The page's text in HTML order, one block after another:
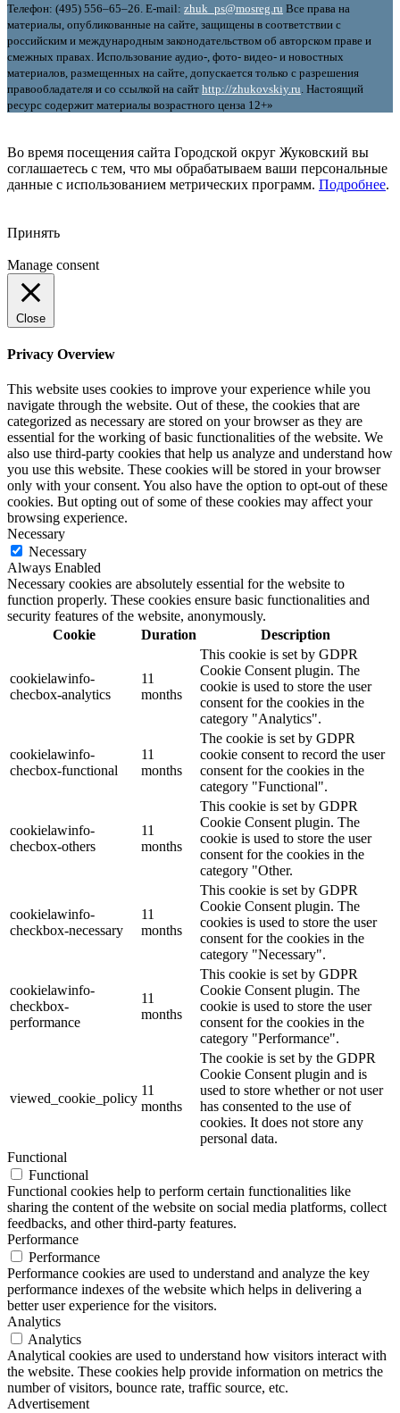
Телефон: (495) 556–65–26. E‑mail: zhuk_ps@mosreg.ru Все права на
материалы, опубликованные на сайте, защищены в соответствии с
российским и международным законодательством об авторском праве и
смежных правах. Использование аудио-, фото- видео- и новостных
материалов, размещенных на сайте, допускается только с разрешения
правообладателя и со ссылкой на сайт http://zhukovskiy.ru . Настоящий
ресурс содержит материалы возрастного ценза 12+»
Во время посещения сайта Городской округ Жуковский вы
соглашаетесь с тем, что мы обрабатываем ваши персональные
данные с использованием метрических программ. Подробнее.
Принять
Manage consent
Close
Privacy Overview
This website uses cookies to improve your experience while you
navigate through the website. Out of these, the cookies that are
categorized as necessary are stored on your browser as they are
essential for the working of basic functionalities of the website. We
also use third-party cookies that help us analyze and understand how
you use this website. These cookies will be stored in your browser
only with your consent. You also have the option to opt-out of these
cookies. But opting out of some of these cookies may affect your
browsing experience.
Necessary
Necessary
Always Enabled
Necessary cookies are absolutely essential for the website to
function properly. These cookies ensure basic functionalities and
security features of the website, anonymously.
Cookie
Duration Description
cookielawinfo-
checbox-analytics
11
months
This cookie is set by GDPR
Cookie Consent plugin. The
cookie is used to store the user
consent for the cookies in the
category "Analytics".
cookielawinfo-
checbox-functional
11
months
The cookie is set by GDPR
cookie consent to record the user
consent for the cookies in the
category "Functional".
cookielawinfo-
checbox-others
11
months
This cookie is set by GDPR
Cookie Consent plugin. The
cookie is used to store the user
consent for the cookies in the
category "Other.
cookielawinfo-
checkbox-necessary
11
months
This cookie is set by GDPR
Cookie Consent plugin. The
cookies is used to store the user
consent for the cookies in the
category "Necessary".
cookielawinfo-
checkbox-
performance
11
months
This cookie is set by GDPR
Cookie Consent plugin. The
cookie is used to store the user
consent for the cookies in the
category "Performance".
viewed_cookie_policy
11
months
The cookie is set by the GDPR
Cookie Consent plugin and is
used to store whether or not user
has consented to the use of
cookies. It does not store any
personal data.
Functional
Functional
Functional cookies help to perform certain functionalities like
sharing the content of the website on social media platforms, collect
feedbacks, and other third-party features.
Performance
Performance
Performance cookies are used to understand and analyze the key
performance indexes of the website which helps in delivering a
better user experience for the visitors.
Analytics
Analytics
Analytical cookies are used to understand how visitors interact with
the website. These cookies help provide information on metrics the
number of visitors, bounce rate, traffic source, etc.
Advertisement